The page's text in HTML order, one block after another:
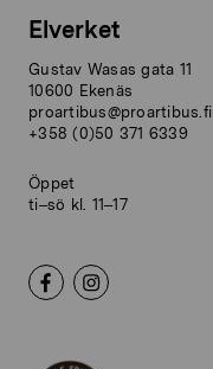
Elverket
Gustav Wasas gata 11
10600 Ekenäs
proartibus@proartibus.fi
+358 (0)50 371 6339
Öppet
ti–sö kl. 11–17